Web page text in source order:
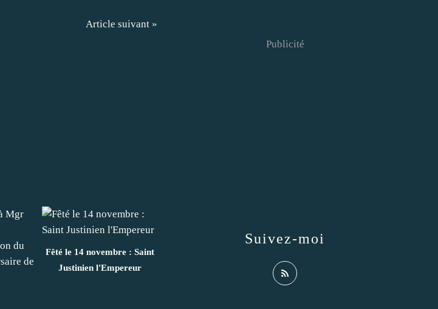
Article suivant »
Fêté le 14 novembre : Saint
Justinien l'Empereur
Suivez-moi
Publicité